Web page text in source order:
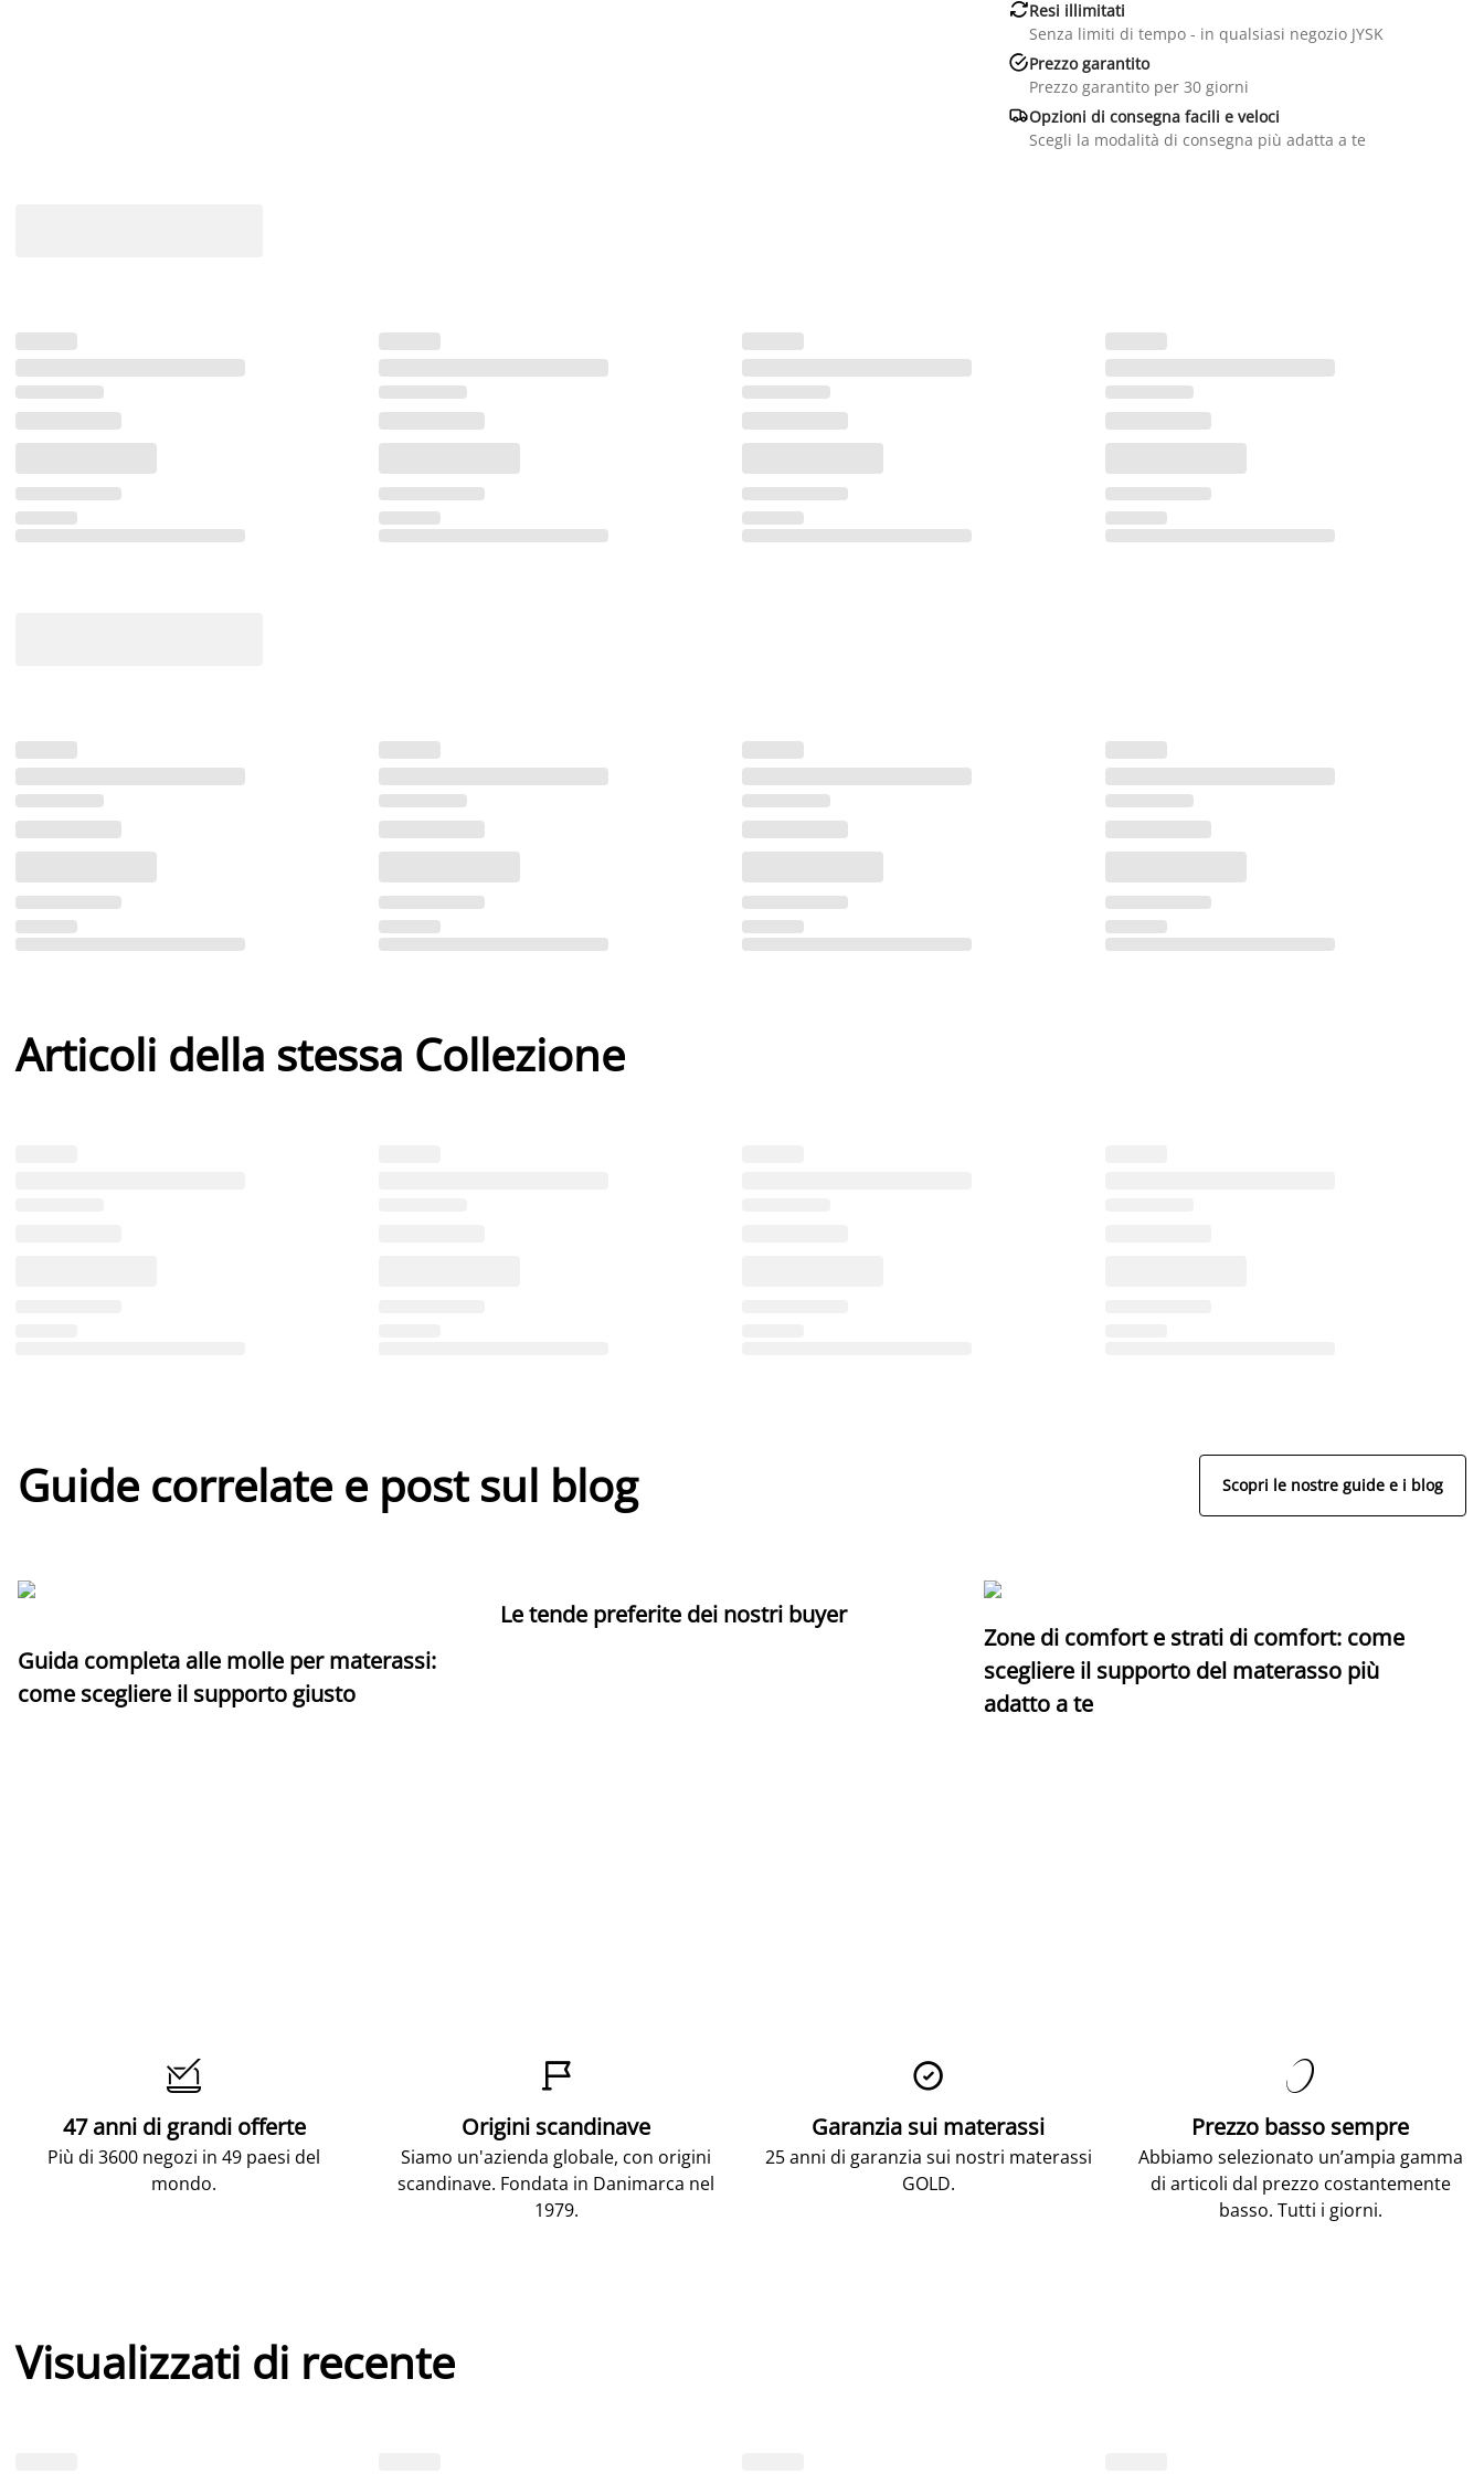
Resi illimitati
Senza limiti di tempo - in qualsiasi negozio JYSK
Prezzo garantito
Prezzo garantito per 30 giorni
Opzioni di consegna facili e veloci
Scegli la modalità di consegna più adatta a te
Articoli della stessa Collezione
Guide correlate e post sul blog Scopri le nostre guide e i blog
Guida completa alle molle per materassi:
come scegliere il supporto giusto
Le tende preferite dei nostri buyer
Zone di comfort e strati di comfort: come
scegliere il supporto del materasso più
adatto a te

47 anni di grandi offerte
Più di 3600 negozi in 49 paesi del
mondo.

Origini scandinave
Siamo un'azienda globale, con origini
scandinave. Fondata in Danimarca nel
1979.

Garanzia sui materassi
25 anni di garanzia sui nostri materassi
GOLD.

Prezzo basso sempre
Abbiamo selezionato un’ampia gamma
di articoli dal prezzo costantemente
basso. Tutti i giorni.
Visualizzati di recente